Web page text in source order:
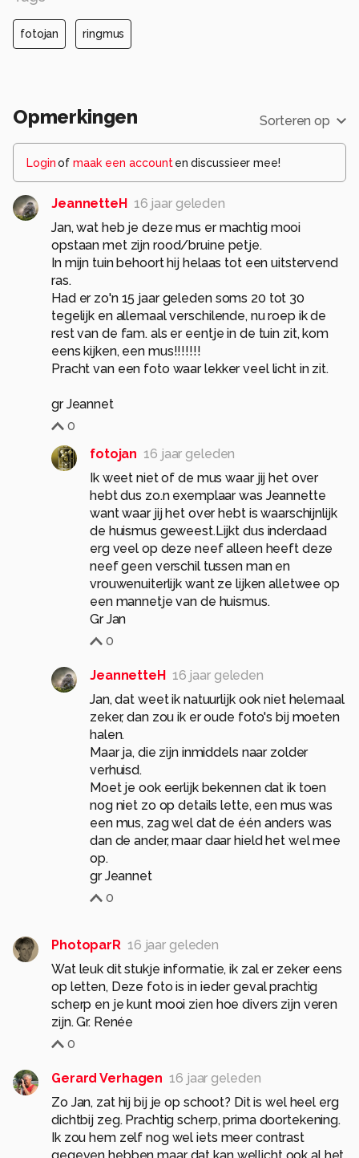
fotojan ringmus
Opmerkingen Sorteren op
Loginof maak een account en discussieer mee!
JeannetteH 16 jaar geleden
Jan, wat heb je deze mus er machtig mooi
opstaan met zijn rood/bruine petje.
In mijn tuin behoort hij helaas tot een uitstervend
ras.
Had er zo'n 15 jaar geleden soms 20 tot 30
tegelijk en allemaal verschilende, nu roep ik de
rest van de fam. als er eentje in de tuin zit, kom
eens kijken, een mus!!!!!!!
Pracht van een foto waar lekker veel licht in zit.
gr Jeannet
0
fotojan 16 jaar geleden
Ik weet niet of de mus waar jij het over
hebt dus zo.n exemplaar was Jeannette
want waar jij het over hebt is waarschijnlijk
de huismus geweest.Lijkt dus inderdaad
erg veel op deze neef alleen heeft deze
neef geen verschil tussen man en
vrouwenuiterlijk want ze lijken alletwee op
een mannetje van de huismus.
Gr Jan
0
JeannetteH 16 jaar geleden
Jan, dat weet ik natuurlijk ook niet helemaal
zeker, dan zou ik er oude foto's bij moeten
halen.
Maar ja, die zijn inmiddels naar zolder
verhuisd.
Moet je ook eerlijk bekennen dat ik toen
nog niet zo op details lette, een mus was
een mus, zag wel dat de één anders was
dan de ander, maar daar hield het wel mee
op.
gr Jeannet
0
PhotoparR 16 jaar geleden
Wat leuk dit stukje informatie, ik zal er zeker eens
op letten, Deze foto is in ieder geval prachtig
scherp en je kunt mooi zien hoe divers zijn veren
zijn. Gr. Renée
0
Gerard Verhagen 16 jaar geleden
Zo Jan, zat hij bij je op schoot? Dit is wel heel erg
dichtbij zeg. Prachtig scherp, prima doortekening.
Ik zou hem zelf nog wel iets meer contrast